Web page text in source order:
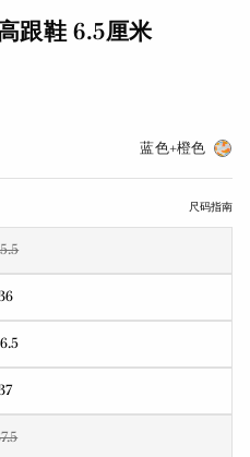
跟鞋 6.5厘米
蓝色+橙色
尺码指南